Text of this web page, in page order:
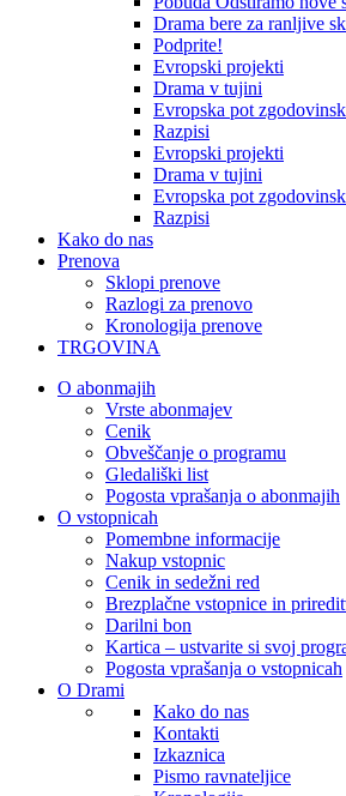
Drama bere za ranljive
Podprite!
Evropski projekti
Drama v tujini
Evropska pot
Razpisi
Evropski projekti
Drama v tujini
Evropska pot
Razpisi
Kako do nas
Prenova
Sklopi prenove
Razlogi za prenovo
Kronologija prenove
TRGOVINA
O abonmajih
Vrste abonmajev
Cenik
Obveščanje o programu
Gledališki list
Pogosta vprašanja o abonmajih
O vstopnicah
Pomembne informacije
Nakup vstopnic
Cenik in sedežni red
Brezplačne vstopnice in
Darilni bon
Kartica – ustvarite si svoj
Pogosta vprašanja o vstopnicah
O Drami
Kako do nas
Kontakti
Izkaznica
Pismo ravnateljice